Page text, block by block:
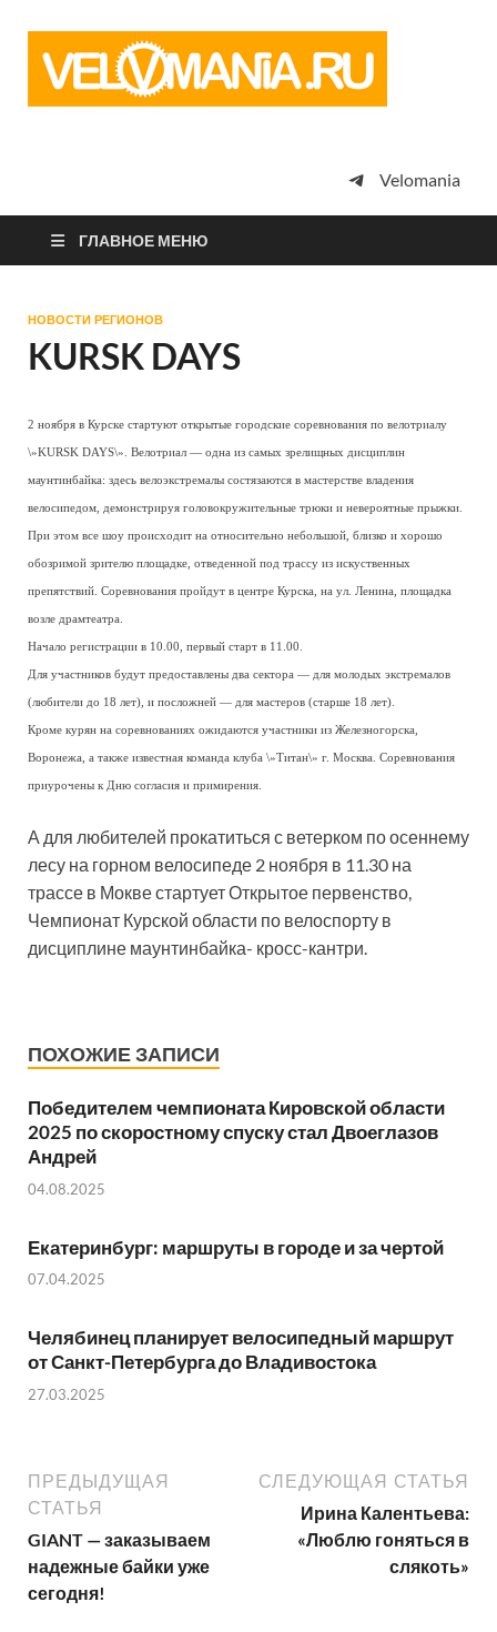
просто
Velomania
ГЛАВНОЕ МЕНЮ
НОВОСТИ РЕГИОНОВ
KURSK DAYS
2 ноября в Курске стартуют открытые городские соревнования по велотриалу
\»KURSK DAYS\». Велотриал — одна из самых зрелищных дисциплин
маунтинбайка: здесь велоэкстремалы состязаются в мастерстве владения
велосипедом, демонстрируя головокружительные трюки и невероятные прыжки.
При этом все шоу происходит на относительно небольшой, близко и хорошо
обозримой зрителю площадке, отведенной под трассу из искуственных
препятствий. Соревнования пройдут в центре Курска, на ул. Ленина, площадка
возле драмтеатра.
Начало регистрации в 10.00, первый старт в 11.00.
Для участников будут предоставлены два сектора — для молодых экстремалов
(любители до 18 лет), и посложней — для мастеров (старше 18 лет).
Кроме курян на соревнованиях ожидаются участники из Железногорска,
Воронежа, а также известная команда клуба \»Титан\» г. Москва. Соревнования
приурочены к Дню согласия и примирения.
А для любителей прокатиться с ветерком по осеннему
лесу на горном велосипеде 2 ноября в 11.30 на
трассе в Мокве стартует Открытое первенство,
Чемпионат Курской области по велоспорту в
дисциплине маунтинбайка- кросс-кантри.
ПОХОЖИЕ ЗАПИСИ
Победителем чемпионата Кировской области
2025 по скоростному спуску стал Двоеглазов
Андрей
04.08.2025
Екатеринбург: маршруты в городе и за чертой
07.04.2025
Челябинец планирует велосипедный маршрут
от Санкт-Петербурга до Владивостока
27.03.2025
ПРЕДЫДУЩАЯ
СТАТЬЯ
GIANT — заказываем
надежные байки уже
сегодня!
СЛЕДУЮЩАЯ СТАТЬЯ
Ирина Калентьева:
«Люблю гоняться в
слякоть»